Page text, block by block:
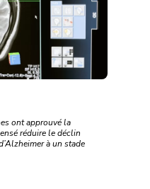
ont approuvé la
réduire le déclin
à un stade